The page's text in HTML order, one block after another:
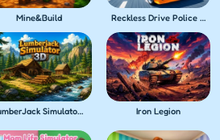
Mine&Build Reckless Drive Police Pursuit
LumberJack Simulator 3D Iron Legion